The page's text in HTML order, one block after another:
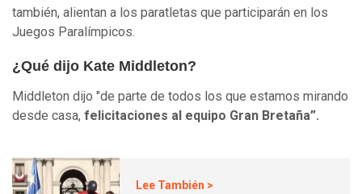
también, alientan a los paratletas que participarán en los
Juegos Paralímpicos.
¿Qué dijo Kate Middleton?
Middleton dijo "de parte de todos los que estamos mirando
desde casa, felicitaciones al equipo Gran Bretaña”.
Lee También >